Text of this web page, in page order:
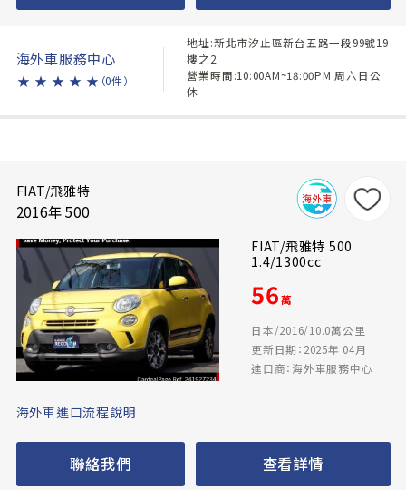
海外車服務中心
★ ★ ★ ★ ★ （0件）
地址:新北市汐止區新台五路一段99號19
樓之2
營業時間:10:00AM~18:00PM 周六日公
休
FIAT/飛雅特
2016年 500
FIAT/飛雅特 500
1.4/1300cc
56萬
日本/2016/10.0萬公里
更新日期：2025年 04月
進口商：海外車服務中心
海外車進口流程說明
聯絡我們 查看詳情